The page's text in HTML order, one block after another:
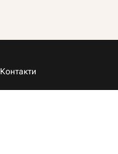
Контакти